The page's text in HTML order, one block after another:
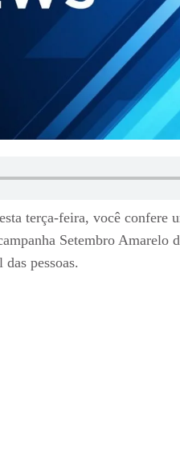
terça-feira, você confere
Setembro Amarelo
pessoas.